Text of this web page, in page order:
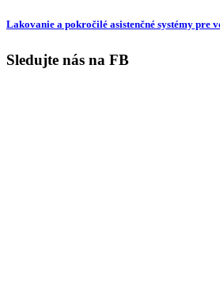
Lakovanie a pokročilé asistenčné systémy pre
Sledujte nás na FB